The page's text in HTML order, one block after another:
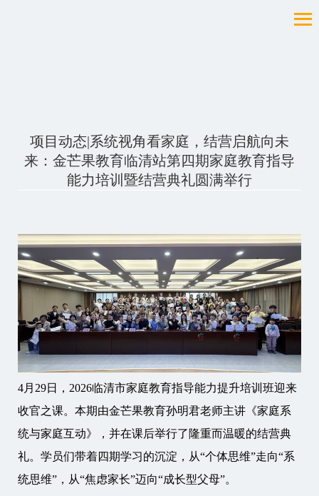
项目动态|系统视角看家庭，结营启航向未
来：金芒果教育临清站第四期家庭教育指导
能力培训暨结营典礼圆满举行
4月29日，2026临清市家庭教育指导能力提升培训班迎来
收官之课。本期由金芒果教育孙明君老师主讲《家庭系
统与家庭互动》，并在课后举行了隆重而温暖的结营典
礼。学员们带着四期学习的沉淀，从“个体思维”走向“系
统思维”，从“焦虑家长”迈向“成长型父母”。